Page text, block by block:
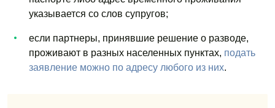
указывается со слов супругов;
если партнеры, принявшие решение о разводе,
проживают в разных населенных пунктах, подать
заявление можно по адресу любого из них.